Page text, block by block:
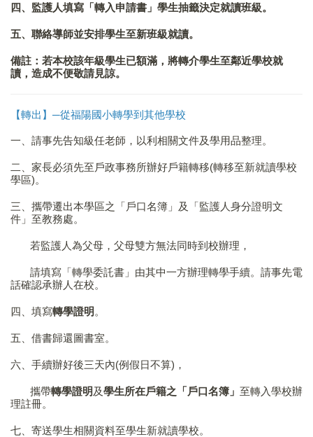
四、監護人填寫「轉入申請書 」學生抽籤決定就讀班級。
五、聯絡導師並安排學生至新班級就讀。
備註：若本校該年級學生已額滿，將轉介學生至鄰近學校就
讀，造成不便敬請見諒。
【轉出】─從福陽國小轉學到其他學校
一、請事先告知級任老師，以利相關文件及學用品整理。
二、家長必須先至戶政事務所辦好戶籍轉移(轉移至新就讀學校
學區)。
三、攜帶遷出本學區之「戶口名簿」及「監護人身分證明文
件」至教務處。
若監護人為父母，父母雙方無法同時到校辦理，
請填寫「轉學委託書 」由其中一方辦理轉學手續。請事先電
話確認承辦人在校。
四、填寫轉學證明 。
五、借書歸還圖書室。
六、手續辦好後三天內(例假日不算)，
攜帶轉學證明 及學生所在戶籍之「戶口名簿」 至轉入學校辦
理註冊。
七、寄送學生相關資料至學生新就讀學校。